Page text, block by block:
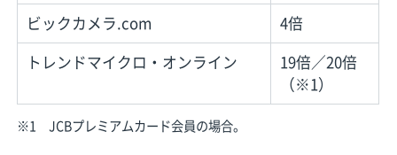
ビックカメラ.com
4倍
トレンドマイクロ・オンライン
19倍／20倍
（※1）
※1 JCBプレミアムカード会員の場合。